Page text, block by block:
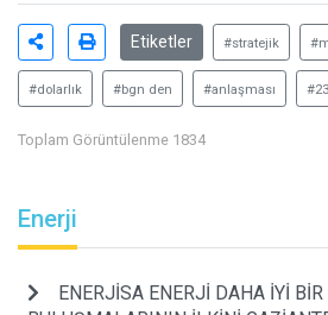
Etiketler #stratejik
#dolarlık #bgn den #anlaşması
Toplam Görüntülenme 1834
Enerji
ENERJİSA ENERJİ DAHA İYİ BİR